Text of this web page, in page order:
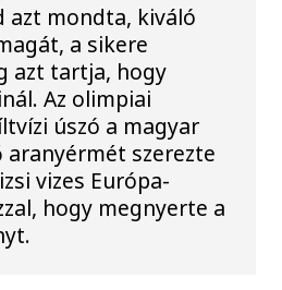
azt mondta, kiváló
a sikere
azt tartja, hogy
Az olimpiai
úszó a magyar
szerezte
vizes Európa-
hogy megnyerte a